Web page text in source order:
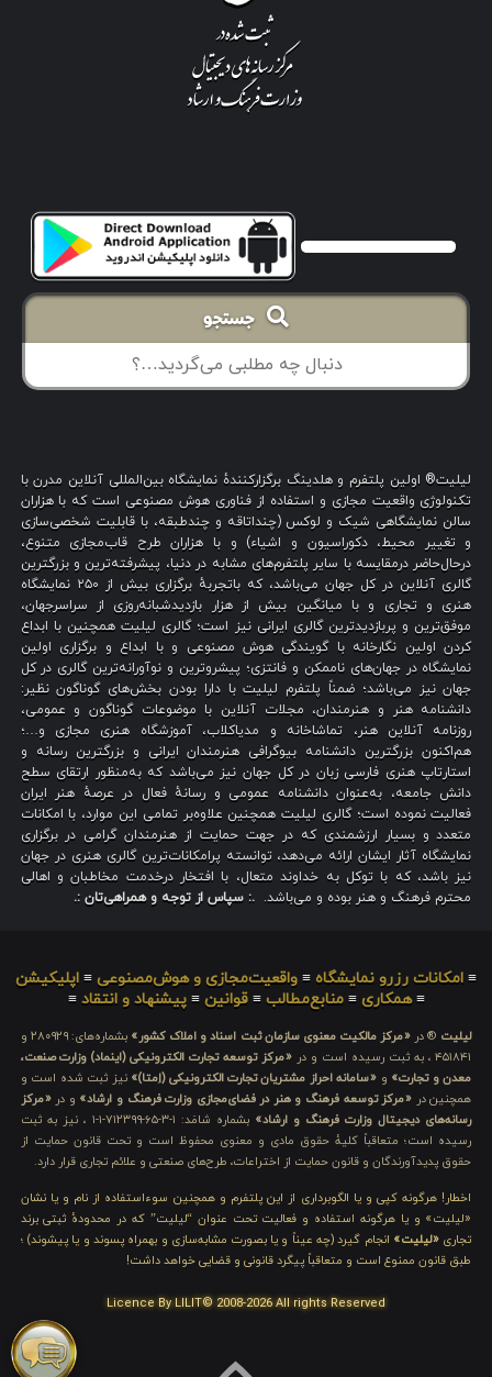
جستجو
لیلیت® اولین پلتفرم و هلدینگ برگزارکنندهٔ نمایشگاه بین‌المللی آنلاین مدرن با
تکنولوژی واقعیت مجازی و استفاده از فناوری هوش مصنوعی است که با هزاران
سالن نمایشگاهی شیک و لوکس (چنداتاقه و چندطبقه، با قابلیت شخصی‌سازی
و تغییر محیط، دکوراسیون و اشیاء) و با هزاران طرح قاب‌مجازی متنوع،
درحال‌حاضر درمقایسه با سایر پلتفرم‌های مشابه در دنیا، پیشرفته‌ترین و بزرگترین
گالری آنلاین در کل جهان می‌باشد، که باتجربهٔ برگزاری بیش از ۲۵۰ نمایشگاه
هنری و تجاری و با میانگین بیش از هزار بازدیدشبانه‌روزی از سراسرجهان،
موفق‌ترین و پربازدیدترین گالری ایرانی نیز است؛ گالری لیلیت همچنین با ابداع
کردن اولین نگارخانه با گویندگی هوش مصنوعی و با ابداع و برگزاری اولین
نمایشگاه در جهان‌های ناممکن و فانتزی؛ پیشروترین و نوآورانه‌ترین گالری در کل
جهان نیز می‌باشد؛ ضمناً پلتفرم لیلیت با دارا بودن بخش‌های گوناگون نظیر:
دانشنامه هنر و هنرمندان، مجلات آنلاین با موضوعات گوناگون و عمومی،
روزنامه آنلاین هنر، تماشاخانه و مدیاکلاب، آموزشگاه هنری مجازی و…؛
هم‌اکنون بزرگترین دانشنامه بیوگرافی هنرمندان ایرانی و بزرگترین رسانه و
استارتاپ هنری فارسی زبان در کل جهان نیز می‌باشد که به‌منظور ارتقای سطح
دانش جامعه، به‌عنوان دانشنامه عمومی و رسانهٔ فعال در عرصهٔ هنر ایران
فعالیت نموده است؛ گالری لیلیت همچنین علاوه‌بر تمامی این موارد، با امکانات
متعدد و بسیار ارزشمندی که در جهت حمایت از هنرمندان گرامی در برگزاری
نمایشگاه آثار ایشان ارائه می‌دهد، توانسته پرامکانات‌ترین گالری هنری در جهان
نیز باشد، که با توکل به خداوند متعال، با افتخار درخدمت مخاطبان و اهالی
محترم فرهنگ و هنر بوده و می‌باشد. .: سپاس از توجه و همراهی‌تان :.
≡ امکانات رزرو نمایشگاه ≡ واقعیت‌مجازی و هوش‌مصنوعی ≡ اپلیکیشن
≡همکاری ≡منابع‌مطالب ≡قوانین ≡پیشنهاد و انتقاد ≡
لیلیت ® در «مرکز مالکیت معنوی سازمان ثبت اسناد و املاک کشور»
بشماره‌های: ۲۸۰۹۲۹ و
۴۵۱۸۴۱ ، به ثبت رسیده است و در
«مرکز توسعه تجارت الکترونیکی (اینماد) وزارت صنعت،
معدن و تجارت» و «سامانه احراز مشتریان تجارت الکترونیکی (اِمتا)» نیز ثبت شده است و
همچنین در «مرکز توسعه فرهنگ و هنر در فضای‌مجازی وزارت فرهنگ و ارشاد» و در«مرکز
رسانه‌های دیجیتال وزارت فرهنگ و ارشاد»
بشماره شامَد: ۱-۳-۶۵-۷۱۲۳۹۹-۱-۱ ، نیز به ثبت
رسیده است؛ متعاقباً کلیهٔ حقوق مادی و معنوی محفوظ است و تحت قانون حمایت از
حقوق پدیدآورندگان و قانون حمایت از اختراعات، طرح‌های صنعتی و علائم تجاری قرار دارد.
اخطار! هرگونه کپی و یا الگوبرداری از این پلتفرم و همچنین سوءاستفاده از نام و یا نشان
«لیلیت» و یا هرگونه استفاده و فعالیت تحت عنوان “لیلیت” که در محدودهٔ ثبتی برند
تجاری «لیلیت» انجام گیرد (چه عیناً و یا بصورت مشابه‌سازی و بهمراه پسوند و یا پیشوند) ؛
طبق قانون ممنوع است و متعاقباً پیگرد قانونی و قضایی خواهد داشت!
Licence By LILIT© 2008-2026 All rights Reserved